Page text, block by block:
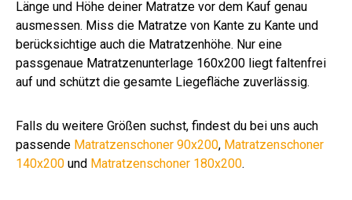
Länge und Höhe deiner Matratze vor dem Kauf genau
ausmessen. Miss die Matratze von Kante zu Kante und
berücksichtige auch die Matratzenhöhe. Nur eine
passgenaue Matratzenunterlage 160x200 liegt faltenfrei
auf und schützt die gesamte Liegefläche zuverlässig.
Falls du weitere Größen suchst, findest du bei uns auch
passende Matratzenschoner 90x200, Matratzenschoner
140x200 und Matratzenschoner 180x200.